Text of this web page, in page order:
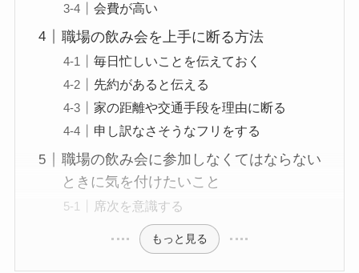
会費が高い
職場の飲み会を上手に断る方法
毎日忙しいことを伝えておく
先約があると伝える
家の距離や交通手段を理由に断る
申し訳なさそうなフリをする
職場の飲み会に参加しなくてはならない
ときに気を付けたいこと
席次を意識する
もっと見る